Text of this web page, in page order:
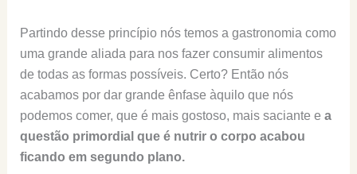
Partindo desse princípio nós temos a gastronomia como
uma grande aliada para nos fazer consumir alimentos
de todas as formas possíveis. Certo? Então nós
acabamos por dar grande ênfase àquilo que nós
podemos comer, que é mais gostoso, mais saciante e a
questão primordial que é nutrir o corpo acabou
ficando em segundo plano.